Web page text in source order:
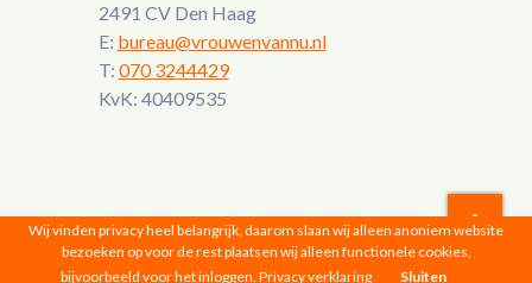
2491 CV Den Haag
E: bureau@vrouwenvannu.nl
T: 070 3244429
KvK: 40409535
Vrouwen van Nu © 2026 |Privacyverklaring
Wij vinden privacy heel belangrijk, daarom slaan wij alleen anoniem website
bezoeken op voor de rest plaatsen wij alleen functionele cookies,
bijvoorbeeld voor het inloggen. Privacy verklaring Sluiten